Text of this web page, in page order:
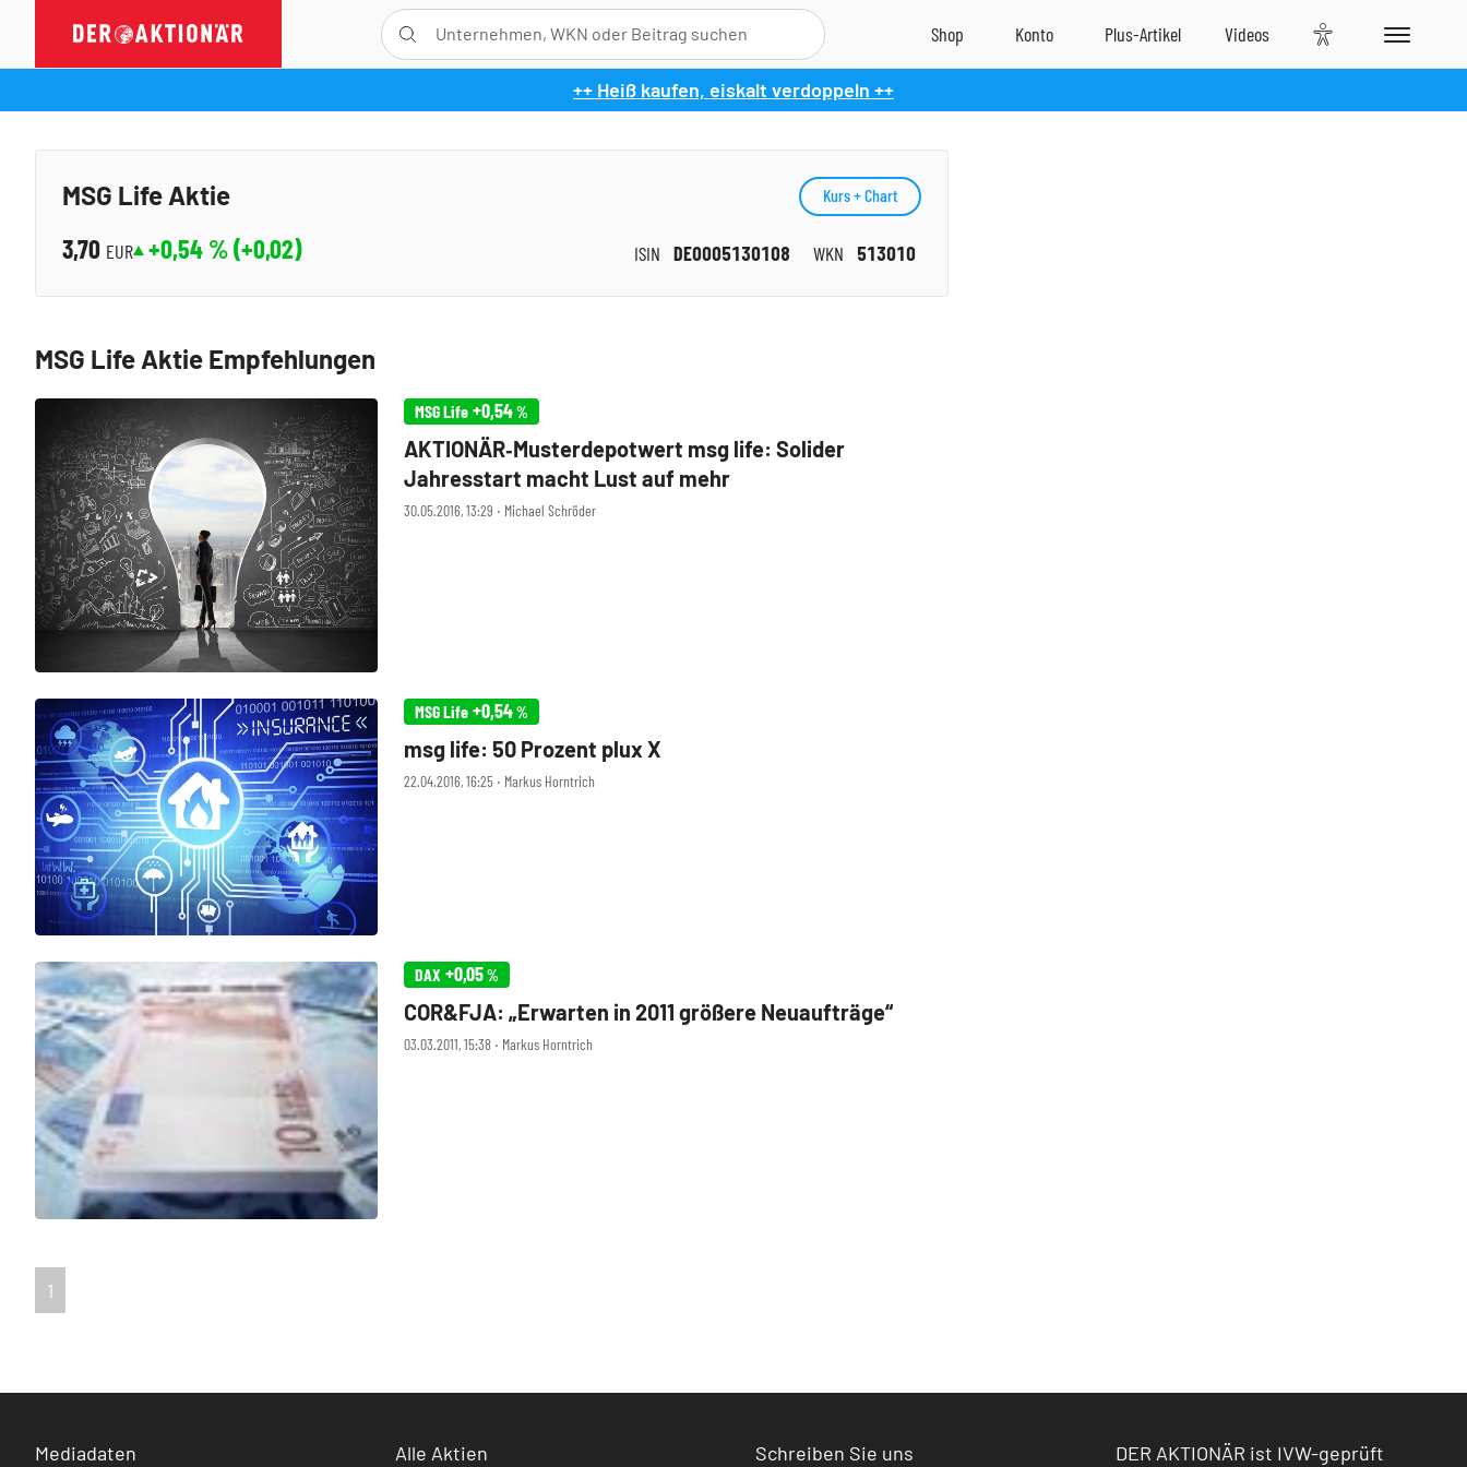
++ Heiß kaufen, eiskalt verdoppeln ++
MSG Life Aktie
3,70 EUR +0,54 % (+0,02) ISIN DE0005130108 WKN 513010
Kurs + Chart
MSG Life Aktie Empfehlungen
MSG Life +0,54%
30.05.2016, 13:29 ‧ Michael Schröder
AKTIONÄR‑Musterdepotwert msg life: Solider
Jahresstart macht Lust auf mehr
MSG Life +0,54%
22.04.2016, 16:25 ‧ Markus Horntrich
msg life: 50 Prozent plux X
DAX +0,05%
03.03.2011, 15:38 ‧ Markus Horntrich
COR&FJA: „Erwarten in 2011 größere Neuaufträge“
1
Mediadaten Alle Aktien Schreiben Sie uns DER AKTIONÄR ist IVW-geprüft